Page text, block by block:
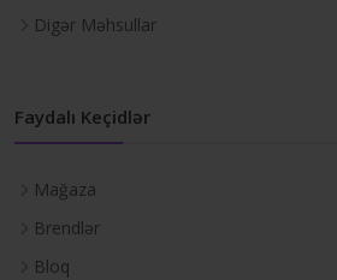
Digər Məhsullar
Faydalı Keçidlər
Mağaza
Brendlər
Bloq